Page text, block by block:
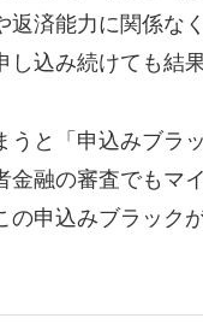
済能力に関係な
込み続けても結
と「申込みブラ
融の審査でもマ
申込みブラック